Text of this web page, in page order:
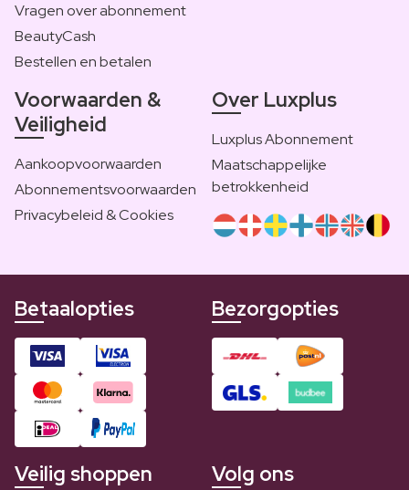
Vragen over abonnement
BeautyCash
Bestellen en betalen
Voorwaarden &
Veiligheid
Aankoopvoorwaarden
Abonnementsvoorwaarden
Privacybeleid & Cookies
Over Luxplus
Luxplus Abonnement
Maatschappelijke
betrokkenheid
Betaalopties Bezorgopties
Veilig shoppen Volg ons